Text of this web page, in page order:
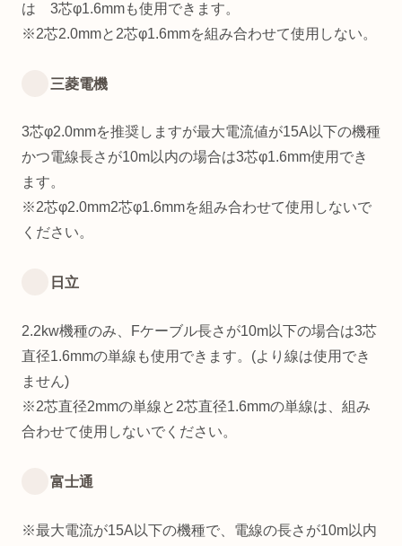
は 3芯φ1.6mmも使用できます。
※2芯2.0mmと2芯φ1.6mmを組み合わせて使用しない。
三菱電機
3芯φ2.0mmを推奨しますが最大電流値が15A以下の機種
かつ電線長さが10m以内の場合は3芯φ1.6mm使用でき
ます。
※2芯φ2.0mm2芯φ1.6mmを組み合わせて使用しないで
ください。
日立
2.2kw機種のみ、Fケーブル長さが10m以下の場合は3芯
直径1.6mmの単線も使用できます。(より線は使用でき
ません)
※2芯直径2mmの単線と2芯直径1.6mmの単線は、組み
合わせて使用しないでください。
富士通
※最大電流が15A以下の機種で、電線の長さが10m以内